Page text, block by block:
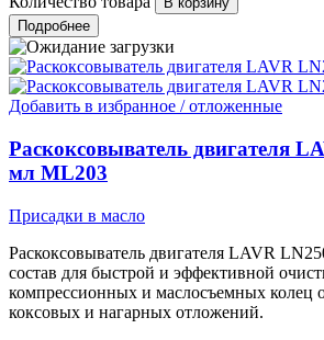
Подробнее
Добавить в избранное / отложенные
Раскоксовыватель двигателя
мл ML203
Присадки в масло
Раскоксовыватель двигателя LAVR
состав для быстрой и эффективной
компрессионных и маслосъемных колец
коксовых и нагарных отложений.